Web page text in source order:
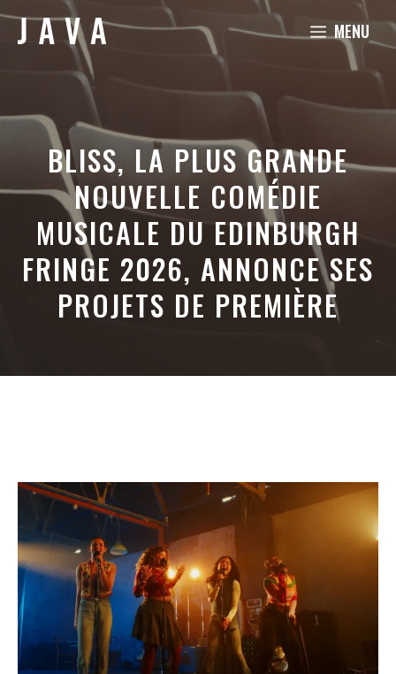
Aller
MENU
BLISS, LA PLUS GRANDE
NOUVELLE COMÉDIE
MUSICALE DU EDINBURGH
FRINGE 2026, ANNONCE SES
PROJETS DE PREMIÈRE